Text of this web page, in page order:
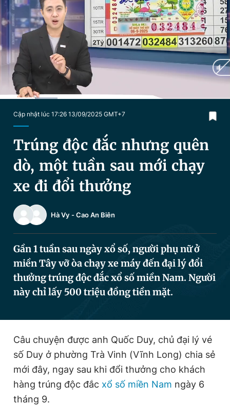
Chuyên mục
Chuyên mục khác
Chào ngày mới
Video Magazine
Sản phẩm khác
Bạn cần biết
Thông tin tòa soạn
Theo dõi báo trên
Hotline
Đổi mật khẩu
Tin đã lưu
Tin đã xem
Đăng xuất
Cập nhật lúc 17:26 13/09/2025 GMT+7
Trúng độc đắc nhưng quên
dò, một tuần sau mới chạy
xe đi đổi thưởng
Hà Vy -Cao An Biên
Gần 1 tuần sau ngày xổ số, người phụ nữ ở
miền Tây vỡ òa chạy xe máy đến đại lý đổi
thưởng trúng độc đắc xổ số miền Nam. Người
này chỉ lấy 500 triệu đồng tiền mặt.
Câu chuyện được anh Quốc Duy, chủ đại lý vé
số Duy ở phường Trà Vinh (Vĩnh Long) chia sẻ
mới đây, ngay sau khi đổi thưởng cho khách
hàng trúng độc đắc xổ số miền Nam ngày 6
tháng 9.